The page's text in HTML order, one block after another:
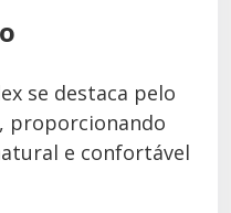
se destaca pelo
proporcionando
e confortável